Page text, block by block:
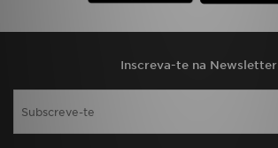
Inscreva-te na Newsletter